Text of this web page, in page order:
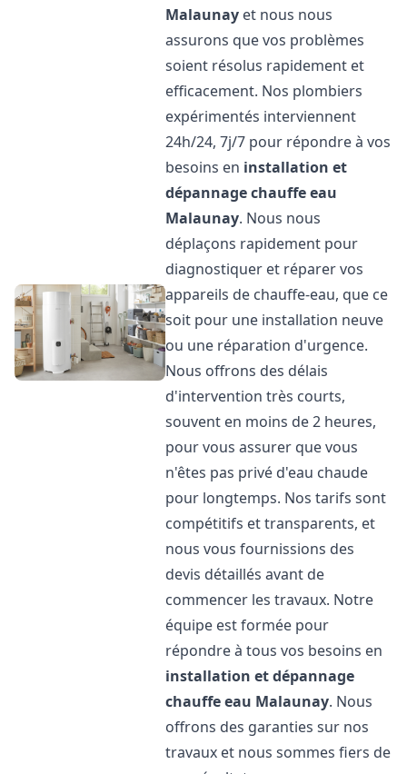
Malaunay et nous nous
assurons que vos problèmes
soient résolus rapidement et
efficacement. Nos plombiers
expérimentés interviennent
24h/24, 7j/7 pour répondre à vos
besoins en installation et
dépannage chauffe eau
Malaunay. Nous nous
déplaçons rapidement pour
diagnostiquer et réparer vos
appareils de chauffe-eau, que ce
soit pour une installation neuve
ou une réparation d'urgence.
Nous offrons des délais
d'intervention très courts,
souvent en moins de 2 heures,
pour vous assurer que vous
n'êtes pas privé d'eau chaude
pour longtemps. Nos tarifs sont
compétitifs et transparents, et
nous vous fournissions des
devis détaillés avant de
commencer les travaux. Notre
équipe est formée pour
répondre à tous vos besoins en
installation et dépannage
chauffe eau Malaunay. Nous
offrons des garanties sur nos
travaux et nous sommes fiers de